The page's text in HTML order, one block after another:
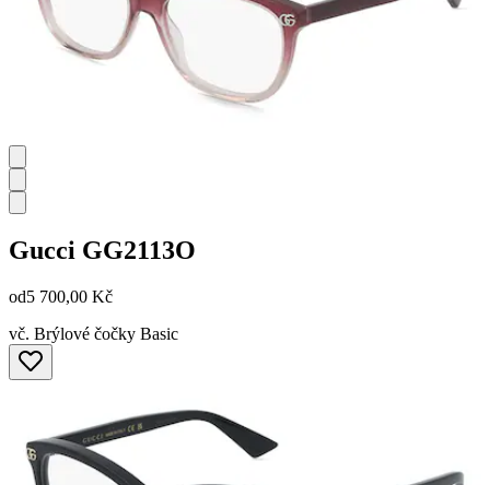
Gucci GG2113O
od5 700,00 Kč
vč. Brýlové čočky Basic